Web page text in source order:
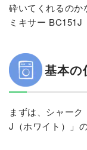
砕いてくれるのか
ミキサー BC151J
基本の
まずは、シャー
J（ホワイト）」